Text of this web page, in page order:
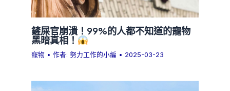
鏟屎官崩潰！99%的人都不知道的寵物
黑暗真相！
寵物 • 作者:努力工作的小編 • 2025-03-23